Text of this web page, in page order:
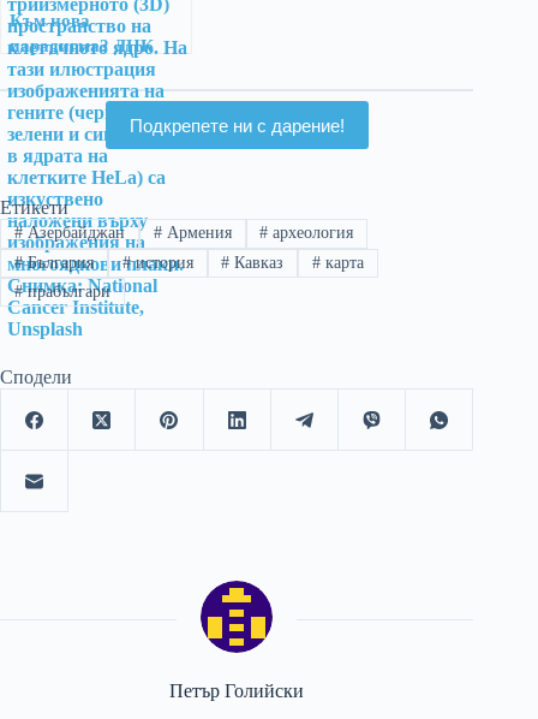
Към нова
парадигма? ДНК
революцията в
историческите
изследвания и
следствията и за
България
Подкрепете ни с дарение!
Етикети
#Азербайджан #Армения # археология
#България #история # Кавказ # карта
#прабългари
Сподели
Петър Голийски